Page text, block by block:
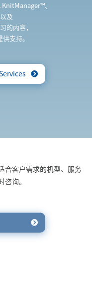
、
及
的内容，
支持。
合客户需求的机型、服务
询。